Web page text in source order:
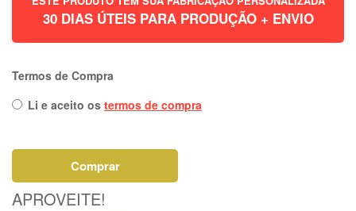
30 DIAS ÚTEIS PARA PRODUÇÃO + ENVIO
Termos de Compra
Li e aceito os termos de compra
Comprar
APROVEITE!